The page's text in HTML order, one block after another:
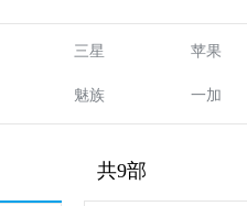
三星 苹果
魅族 一加
共9部